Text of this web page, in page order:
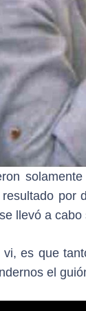
por
llevó a
vi, es que
el